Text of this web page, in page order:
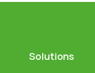
Solutions